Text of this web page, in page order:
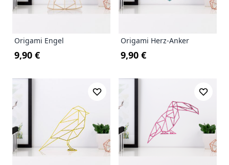
Origami Engel
9,90 €
Origami Herz-Anker
9,90 €